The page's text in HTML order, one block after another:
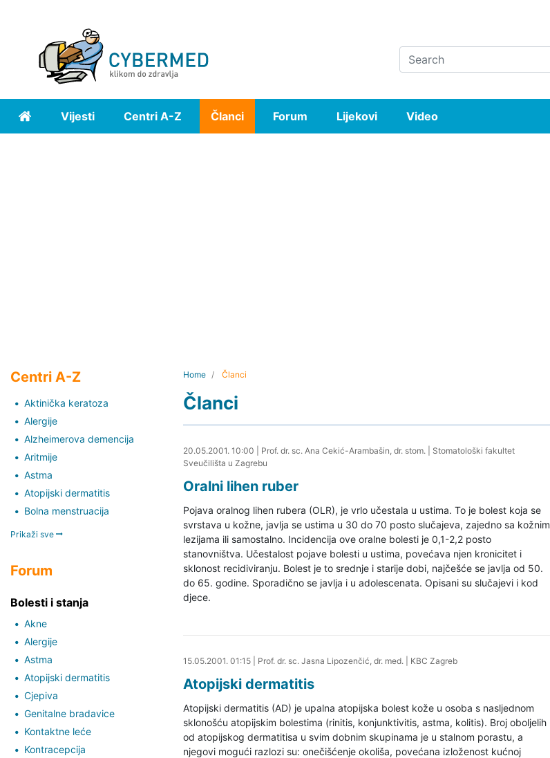
Search
Home Vijesti Centri A-Z Članci
(current)
Forum Lijekovi Video
Centri A-Z
Aktinička keratoza
Alergije
Alzheimerova demencija
Aritmije
Astma
Atopijski dermatitis
Bolna menstruacija
Prikaži sve
Forum
Bolesti i stanja
Akne
Alergije
Astma
Atopijski dermatitis
Cjepiva
Genitalne bradavice
Kontaktne leće
Kontracepcija
Home Članci
Članci
27.08.2019. 16:40
20.05.2001. 10:00 Prof. dr. sc. Ana Cekić-Arambašin, dr. stom.
Stomatološki fakultet
Sveučilišta u Zagrebu
Oralni lihen ruber
Pojava oralnog lihen rubera (OLR), je vrlo učestala u ustima. To je bolest koja se
svrstava u kožne, javlja se ustima u 30 do 70 posto slučajeva, zajedno sa kožnim
lezijama ili samostalno. Incidencija ove oralne bolesti je 0,1-2,2 posto
stanovništva. Učestalost pojave bolesti u ustima, povećava njen kronicitet i
sklonost recidiviranju. Bolest je to srednje i starije dobi, najčešće se javlja od 50.
do 65. godine. Sporadično se javlja i u adolescenata. Opisani su slučajevi i kod
djece.
27.08.2019. 16:44
15.05.2001. 01:15| Prof. dr. sc. Jasna Lipozenčić, dr. med. KBC Zagreb
Atopijski dermatitis
Atopijski dermatitis (AD) je upalna atopijska bolest kože u osoba s nasljednom
sklonošću atopijskim bolestima (rinitis, konjunktivitis, astma, kolitis). Broj oboljelih
od atopijskog dermatitisa u svim dobnim skupinama je u stalnom porastu, a
njegovi mogući razlozi su: onečišćenje okoliša, povećana izloženost kućnoj